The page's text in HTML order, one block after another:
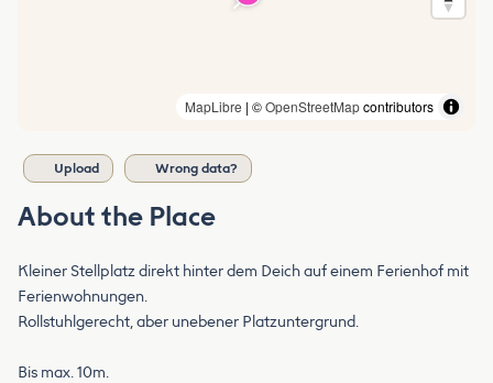
MapLibre | ©OpenStreetMapcontributors
Upload Wrong data?
About the Place
Kleiner Stellplatz direkt hinter dem Deich auf einem Ferienhof mit
Ferienwohnungen.
Rollstuhlgerecht, aber unebener Platzuntergrund.
Bis max. 10m.